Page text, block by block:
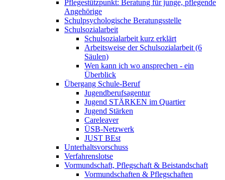
Pflegestützpunkt: Beratung für junge, pflegende
Angehörige
Schulpsychologische Beratungsstelle
Schulsozialarbeit
Schulsozialarbeit kurz erklärt
Arbeitsweise der Schulsozialarbeit (6
Säulen)
Wen kann ich wo ansprechen - ein
Überblick
Übergang Schule-Beruf
Jugendberufsagentur
Jugend STÄRKEN im Quartier
Jugend Stärken
Careleaver
ÜSB-Netzwerk
JUST BEst
Unterhaltsvorschuss
Verfahrenslotse
Vormundschaft, Pflegschaft & Beistandschaft
Vormundschaften & Pflegschaften